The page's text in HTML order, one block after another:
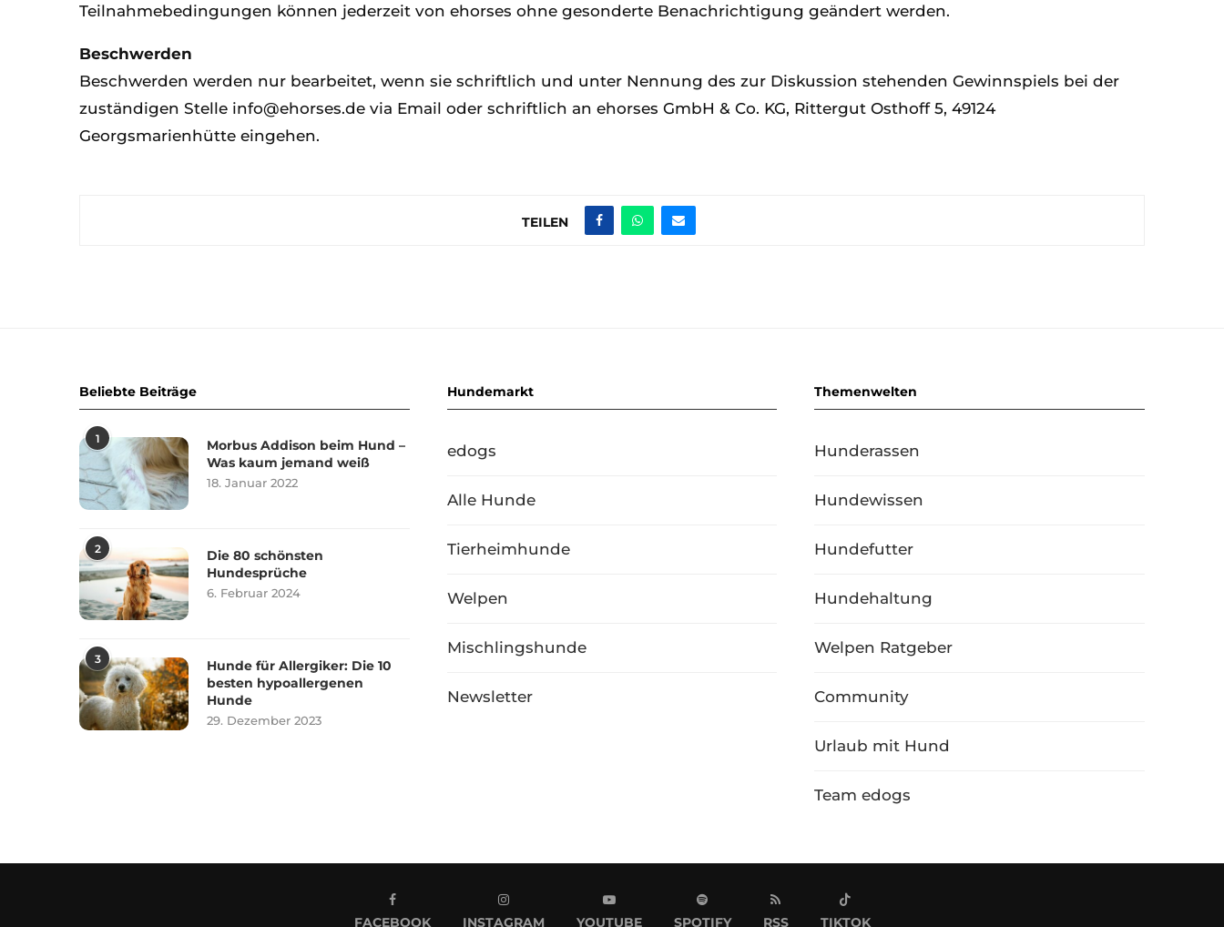
Teilnahmebedingungen können jederzeit von ehorses ohne gesonderte Benachrichtigung geändert werden.
Beschwerden
Beschwerden werden nur bearbeitet, wenn sie schriftlich und unter Nennung des zur Diskussion stehenden Gewinnspiels bei der
zuständigen Stelle info@ehorses.de via Email oder schriftlich an ehorses GmbH & Co. KG, Rittergut Osthoff 5, 49124
Georgsmarienhütte eingehen.
TEILEN
Beliebte Beiträge
1
Morbus Addison beim Hund –
Was kaum jemand weiß
18. Januar 2022
2
Die 80 schönsten
Hundesprüche
6. Februar 2024
3
Hunde für Allergiker: Die 10
besten hypoallergenen
Hunde
29. Dezember 2023
Hundemarkt
edogs
Alle Hunde
Tierheimhunde
Welpen
Mischlingshunde
Newsletter
Themenwelten
Hunderassen
Hundewissen
Hundefutter
Hundehaltung
Welpen Ratgeber
Community
Urlaub mit Hund
Team edogs
FACEBOOK INSTAGRAM YOUTUBE SPOTIFY RSS TIKTOK